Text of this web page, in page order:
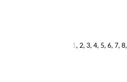
1 2 3 4 5 6 7 8